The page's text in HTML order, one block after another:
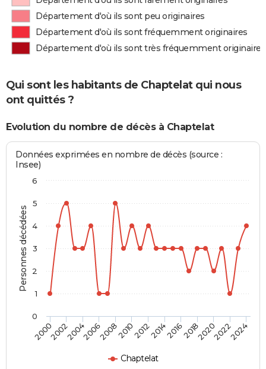
Département d'où ils sont peu originaires
Département d'où ils sont fréquemment originaires
Département d'où ils sont très fréquemment originaires
Qui sont les habitants de Chaptelat qui nous
ont quittés ?
Evolution du nombre de décès à Chaptelat
Personnes décédées
Données exprimées en nombre de décès (source :
Insee)
Chaptelat
2000200220042006200820102012201420162018202020222024
0
1
2
3
4
5
6